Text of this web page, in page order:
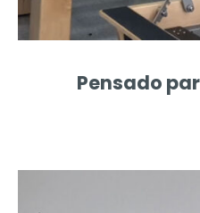
Pensado